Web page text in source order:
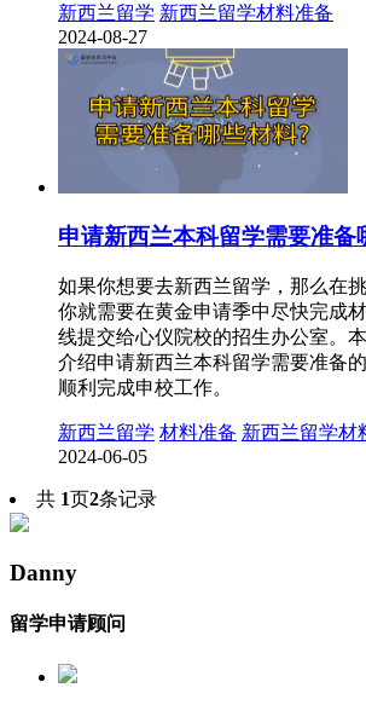
新西兰留学 新西兰留学材料准备
2024-08-27
申请新西兰本科留学需要准备
如果你想要去新西兰留学，那么在
你就需要在黄金申请季中尽快完成
线提交给心仪院校的招生办公室。
介绍申请新西兰本科留学需要准备
顺利完成申校工作。
新西兰留学 材料准备 新西兰留学材
2024-06-05
共 1页2条记录
Danny
留学申请顾问